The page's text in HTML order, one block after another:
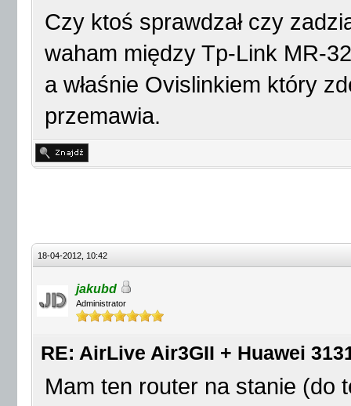
Czy ktoś sprawdzał czy
waham między Tp-Link MR-
a właśnie Ovislinkiem który
przemawia.
18-04-2012, 10:42
jakubd
Administrator
RE: AirLive Air3GII + Huawei
Mam ten router na stanie (do